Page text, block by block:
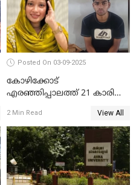
Posted On 03-09-2025
കോഴിക്കോട്
എരഞ്ഞിപ്പാലത്ത് 21 കാരി
കൂടുതൽ അന്വേഷണത്തിന്
പൊലീസ്
2 Min Read View All